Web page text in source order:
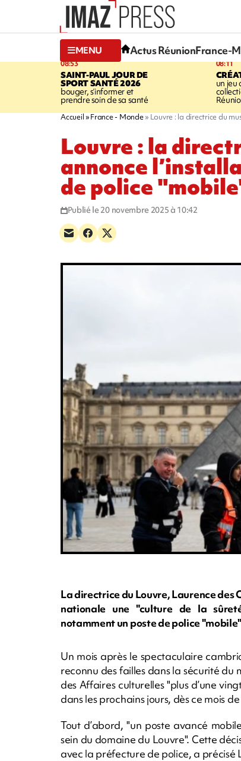
MENU Actus RéunionFrance-
08:53
SAINT-PAULJOUR DE
SPORT SANTÉ 2026
bouger, s’informer et
prendre soin de sa santé
08:11
un jeu
Accueil France - Monde Louvre : la directrice du
Louvre : la
annonce
de police
Publié le 20 novembre 2025 à 10:42
La directrice du Louvre, Laurence des
nationale une "culture de la
notamment un poste de police
Un mois après le spectaculaire
reconnu des failles dans la sécurité du
des Affaires culturelles "plus d’une
dans les prochains jours, dès ce mois
Tout d’abord, "un poste avancé
sein du domaine du Louvre". Cette
avec la préfecture de police, a précisé